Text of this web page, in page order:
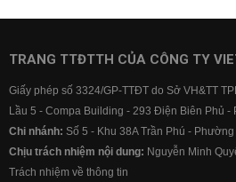
TRANG TTĐTTH CỦA CÔNG TY
Giấy phép số 3324/GP-TTĐT do Sở VH&TT
Lầu 5 - Compa Building - 293 Điện Biên Phủ -
Chi nhánh: Số 5 - Khu 38A Trần Phú -
Chịu trách nhiệm nội dung: Nguyễn Minh
Trách nhiệm về thông tin